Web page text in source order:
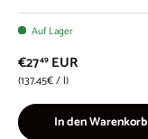
Auf Lager
€2749 EUR
Grundpreis
137.45€/l
In den Warenkorb